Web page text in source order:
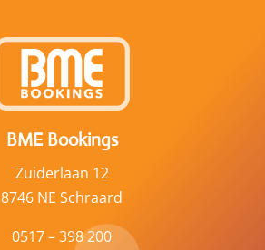
BME Bookings
Zuiderlaan 12
8746 NE Schraard
0517 – 398 200